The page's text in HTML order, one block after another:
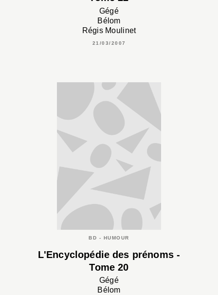
Gégé
Bélom
Régis Moulinet
21/03/2007
BD - HUMOUR
L'Encyclopédie des prénoms -
Tome 20
Gégé
Bélom